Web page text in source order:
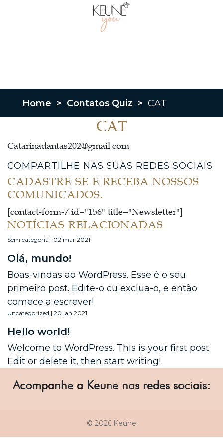
Home > Contatos Quiz > CAT
CAT
Catarinadantas202@gmail.com
COMPARTILHE NAS SUAS REDES SOCIAIS
CADASTRE-SE E RECEBA NOSSOS
COMUNICADOS.
[contact-form-7 id="156" title="Newsletter"]
NOTÍCIAS RELACIONADAS
Sem categoria | 02 mar 2021
Olá, mundo!
Boas-vindas ao WordPress. Esse é o seu
primeiro post. Edite-o ou exclua-o, e então
comece a escrever!
Uncategorized | 20 jan 2021
Hello world!
Welcome to WordPress. This is your first post.
Edit or delete it, then start writing!
Acompanhe a Keune nas redes sociais:
© 2026 Keune